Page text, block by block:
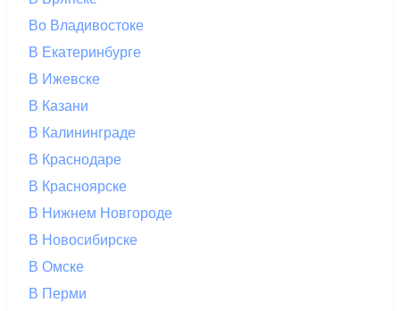
Во Владивостоке
В Екатеринбурге
В Ижевске
В Казани
В Калининграде
В Краснодаре
В Красноярске
В Нижнем Новгороде
В Новосибирске
В Омске
В Перми